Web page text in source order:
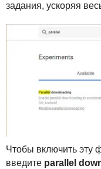
задания, ускоряя
Чтобы включить эту
введите parallel